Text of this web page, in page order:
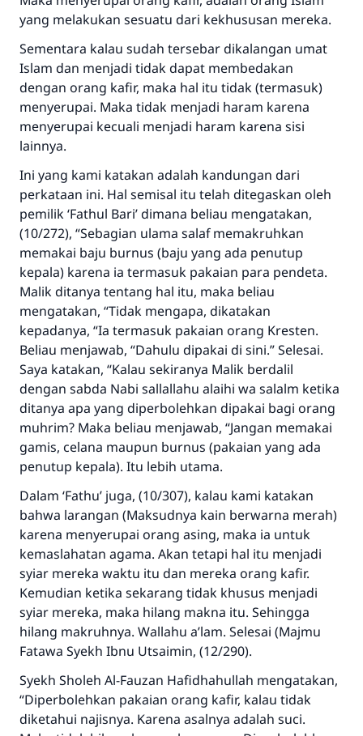
yang melakukan sesuatu dari kekhususan mereka.
Sementara kalau sudah tersebar dikalangan umat
Islam dan menjadi tidak dapat membedakan
dengan orang kafir, maka hal itu tidak (termasuk)
menyerupai. Maka tidak menjadi haram karena
menyerupai kecuali menjadi haram karena sisi
lainnya.
Ini yang kami katakan adalah kandungan dari
perkataan ini. Hal semisal itu telah ditegaskan oleh
pemilik ‘Fathul Bari’ dimana beliau mengatakan,
(10/272), “Sebagian ulama salaf memakruhkan
memakai baju burnus (baju yang ada penutup
kepala) karena ia termasuk pakaian para pendeta.
Malik ditanya tentang hal itu, maka beliau
mengatakan, “Tidak mengapa, dikatakan
kepadanya, “Ia termasuk pakaian orang Kresten.
Beliau menjawab, “Dahulu dipakai di sini.” Selesai.
Saya katakan, “Kalau sekiranya Malik berdalil
dengan sabda Nabi sallallahu alaihi wa salalm ketika
ditanya apa yang diperbolehkan dipakai bagi orang
muhrim? Maka beliau menjawab, “Jangan memakai
gamis, celana maupun burnus (pakaian yang ada
penutup kepala). Itu lebih utama.
Dalam ‘Fathu’ juga, (10/307), kalau kami katakan
bahwa larangan (Maksudnya kain berwarna merah)
karena menyerupai orang asing, maka ia untuk
kemaslahatan agama. Akan tetapi hal itu menjadi
syiar mereka waktu itu dan mereka orang kafir.
Kemudian ketika sekarang tidak khusus menjadi
syiar mereka, maka hilang makna itu. Sehingga
hilang makruhnya. Wallahu a’lam. Selesai (Majmu
Fatawa Syekh Ibnu Utsaimin, (12/290).
Syekh Sholeh Al-Fauzan Hafidhahullah mengatakan,
“Diperbolehkan pakaian orang kafir, kalau tidak
diketahui najisnya. Karena asalnya adalah suci.